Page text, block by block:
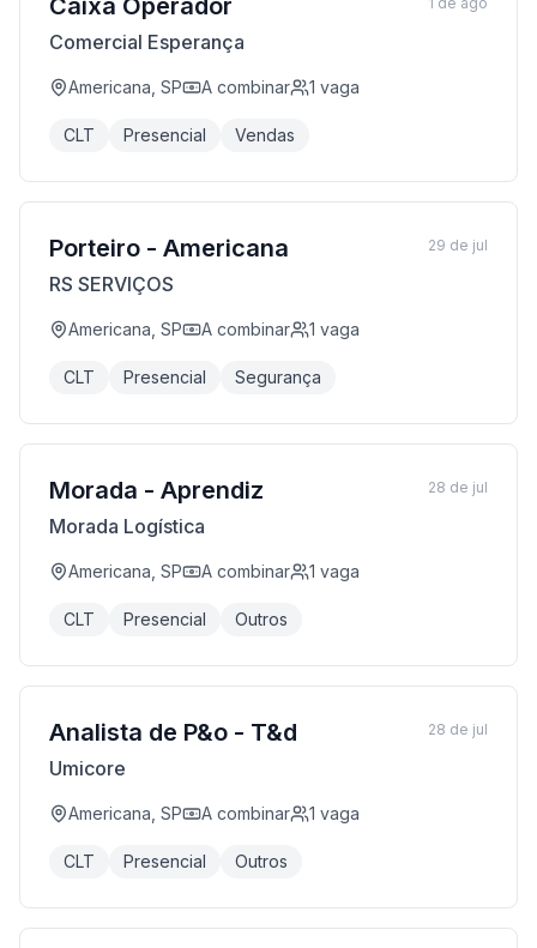
Caixa Operador
Comercial Esperança
Americana, SP A combinar 1 vaga
CLT Presencial Vendas
Porteiro - Americana
RS SERVIÇOS
Americana, SP A combinar 1 vaga
CLT Presencial Segurança
29 de jul
Morada - Aprendiz
Morada Logística
Americana, SP A combinar 1 vaga
CLT Presencial Outros
28 de jul
Analista de P&o - T&d
Umicore
Americana, SP A combinar 1 vaga
CLT Presencial Outros
28 de jul